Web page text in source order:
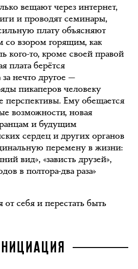
вещают через интернет,
и проводят семинары,
плату объясняют
взором горящим, как
кого-то, кроме своей правой
плата берётся
нечто другое —
пикаперов человеку
Ему обещается
возможности, новая
и будущим
сердец и других органов
перемену в жизни:
вид», «зависть друзей»,
в полтора-два раза»
от себя и перестать быть